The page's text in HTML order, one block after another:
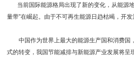
当前国际能源格局出现了新的变化，从能源地
量带”在崛起。由于不可再生能源日趋枯竭，开
中国作为世界上最大的能源生产国和消费国
式的转变，我国节能减排与新能源产业发展将呈